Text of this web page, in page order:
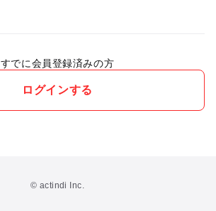
すでに会員登録済みの方
ログインする
© actindi Inc.